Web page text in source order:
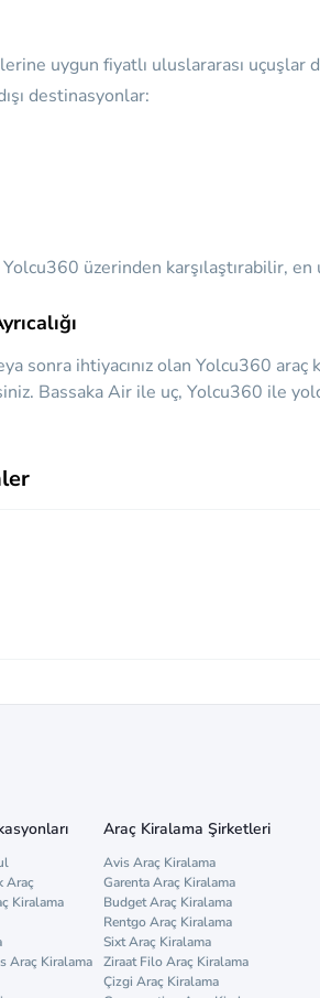
uygun fiyatlı uluslararası uçuşlar
destinasyonlar:
üzerinden karşılaştırabilir,
sonra ihtiyacınız olan Yolcu360 araç
Bassaka Air ile uç, Yolcu360 ile
Araç
Kiralama
Araç Kiralama
Araç Kiralama Şirketleri
Avis Araç Kiralama
Garenta Araç Kiralama
Budget Araç Kiralama
Rentgo Araç Kiralama
Sixt Araç Kiralama
Ziraat Filo Araç Kiralama
Çizgi Araç Kiralama